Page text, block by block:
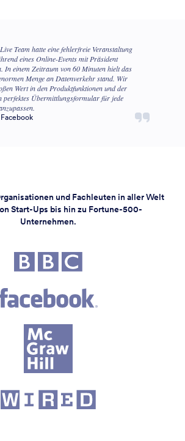
Team hatte eine fehlerfreie Veranstaltung
eines Online-Events mit Präsident
In einem Zeitraum von 60 Minuten hielt das
Menge an Datenverkehr stand. Wir
Wert in den Produktfunktionen und der
perfektes Übermittlungsformular für jede
und Fachleuten in aller Welt
Start-Ups bis hin zu Fortune-500-
Unternehmen.